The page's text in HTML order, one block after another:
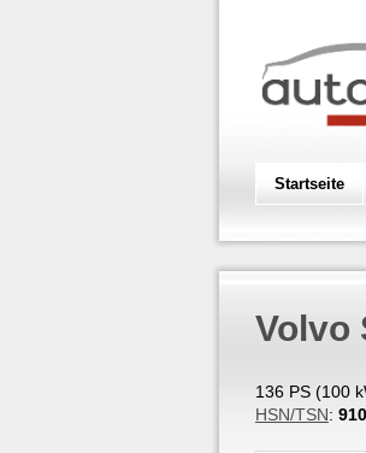
Startseite
Volvo
136 PS (100
HSN/TSN: